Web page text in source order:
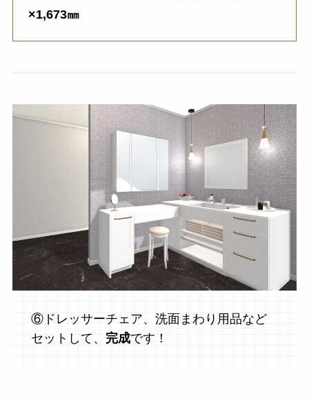
×1,673㎜
⑥ドレッサーチェア、洗面まわり用品など
セットして、 完成です！